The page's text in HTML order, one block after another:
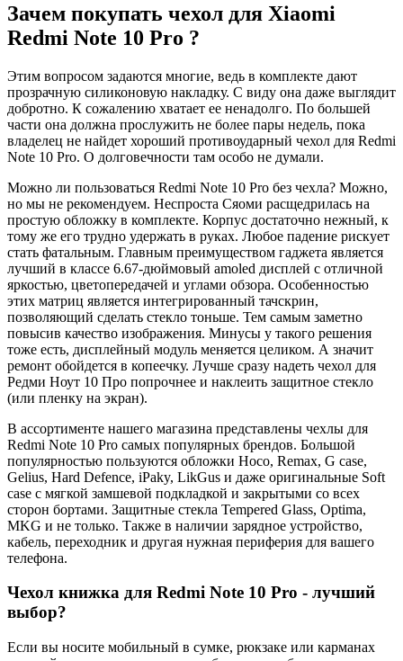
Зачем покупать чехол для Xiaomi
Redmi Note 10 Pro ?
Этим вопросом задаются многие, ведь в комплекте дают
прозрачную силиконовую накладку. С виду она даже выглядит
добротно. К сожалению хватает ее ненадолго. По большей
части она должна прослужить не более пары недель, пока
владелец не найдет хороший противоударный чехол для Redmi
Note 10 Pro. О долговечности там особо не думали.
Можно ли пользоваться Redmi Note 10 Pro без чехла? Можно,
но мы не рекомендуем. Неспроста Сяоми расщедрилась на
простую обложку в комплекте. Корпус достаточно нежный, к
тому же его трудно удержать в руках. Любое падение рискует
стать фатальным. Главным преимуществом гаджета является
лучший в классе 6.67-дюймовый amoled дисплей с отличной
яркостью, цветопередачей и углами обзора. Особенностью
этих матриц является интегрированный тачскрин,
позволяющий сделать стекло тоньше. Тем самым заметно
повысив качество изображения. Минусы у такого решения
тоже есть, дисплейный модуль меняется целиком. А значит
ремонт обойдется в копеечку. Лучше сразу надеть чехол для
Редми Ноут 10 Про попрочнее и наклеить защитное стекло
(или пленку на экран).
В ассортименте нашего магазина представлены чехлы для
Redmi Note 10 Pro самых популярных брендов. Большой
популярностью пользуются обложки Hoco, Remax, G case,
Gelius, Hard Defence, iPaky, LikGus и даже оригинальные Soft
case с мягкой замшевой подкладкой и закрытыми со всех
сторон бортами. Защитные стекла Tempered Glass, Optima,
MKG и не только. Также в наличии зарядное устройство,
кабель, переходник и другая нужная периферия для вашего
телефона.
Чехол книжка для Redmi Note 10 Pro - лучший
выбор?
Если вы носите мобильный в сумке, рюкзаке или карманах